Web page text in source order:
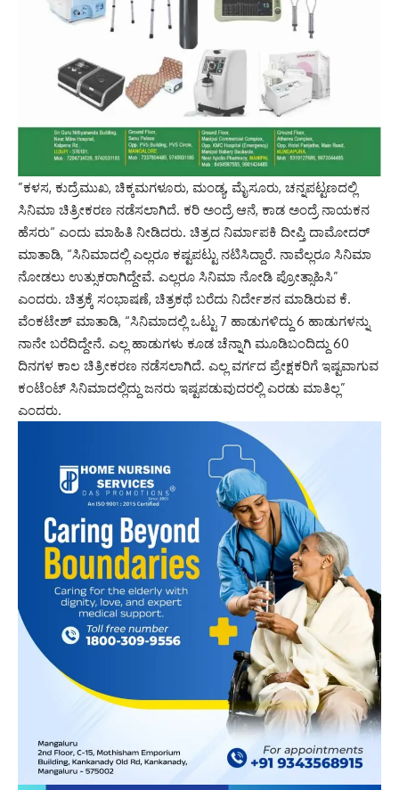
”ಕಳಸ, ಕುದ್ರೆಮುಖ, ಚಿಕ್ಕಮಗಳೂರು, ಮಂಡ್ಯ, ಮೈಸೂರು, ಚನ್ನಪಟ್ಟಣದಲ್ಲಿ
ಸಿನಿಮಾ ಚಿತ್ರೀಕರಣ ನಡೆಸಲಾಗಿದೆ. ಕರಿ ಅಂದ್ರೆ ಆನೆ, ಕಾಡ ಅಂದ್ರೆ ನಾಯಕನ
ಹೆಸರು“ ಎಂದು ಮಾಹಿತಿ ನೀಡಿದರು. ಚಿತ್ರದ ನಿರ್ಮಾಪಕಿ ದೀಪ್ತಿ ದಾಮೋದರ್
ಮಾತಾಡಿ, “ಸಿನಿಮಾದಲ್ಲಿ ಎಲ್ಲರೂ ಕಷ್ಟಪಟ್ಟು ನಟಿಸಿದ್ದಾರೆ. ನಾವೆಲ್ಲರೂ ಸಿನಿಮಾ
ನೋಡಲು ಉತ್ಸುಕರಾಗಿದ್ದೇವೆ. ಎಲ್ಲರೂ ಸಿನಿಮಾ ನೋಡಿ ಪ್ರೋತ್ಸಾಹಿಸಿ”
ಎಂದರು. ಚಿತ್ರಕ್ಕೆ ಸಂಭಾಷಣೆ, ಚಿತ್ರಕಥೆ ಬರೆದು ನಿರ್ದೇಶನ ಮಾಡಿರುವ ಕೆ.
ವೆಂಕಟೇಶ್ ಮಾತಾಡಿ, “ಸಿನಿಮಾದಲ್ಲಿ ಒಟ್ಟು 7 ಹಾಡುಗಳಿದ್ದು 6 ಹಾಡುಗಳನ್ನು
ನಾನೇ ಬರೆದಿದ್ದೇನೆ. ಎಲ್ಲ ಹಾಡುಗಳು ಕೂಡ ಚೆನ್ನಾಗಿ ಮೂಡಿಬಂದಿದ್ದು 60
ದಿನಗಳ ಕಾಲ ಚಿತ್ರೀಕರಣ ನಡೆಸಲಾಗಿದೆ. ಎಲ್ಲ ವರ್ಗದ ಪ್ರೇಕ್ಷಕರಿಗೆ ಇಷ್ಟವಾಗುವ
ಕಂಟೆಂಟ್ ಸಿನಿಮಾದಲ್ಲಿದ್ದು ಜನರು ಇಷ್ಟಪಡುವುದರಲ್ಲಿ ಎರಡು ಮಾತಿಲ್ಲ”
ಎಂದರು.